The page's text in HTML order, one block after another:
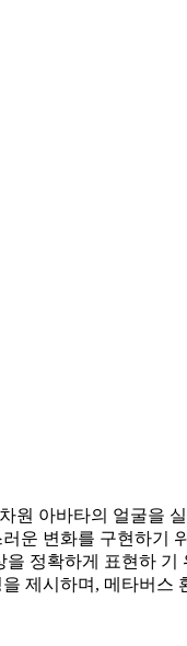
원 아바타의 얼굴을
운 변화를 구현하기
정확하게 표현하
제시하며, 메타버